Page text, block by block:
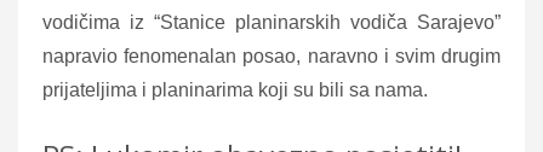
vodičima iz “Stanice planinarskih vodiča Sarajevo”
napravio fenomenalan posao, naravno i svim drugim
prijateljima i planinarima koji su bili sa nama.